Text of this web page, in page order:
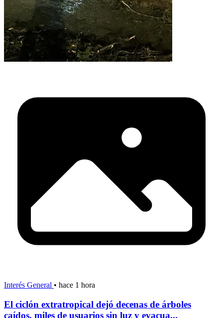
Interés General • hace 1 hora
El ciclón extratropical dejó decenas de árboles
caídos, miles de usuarios sin luz y evacua...